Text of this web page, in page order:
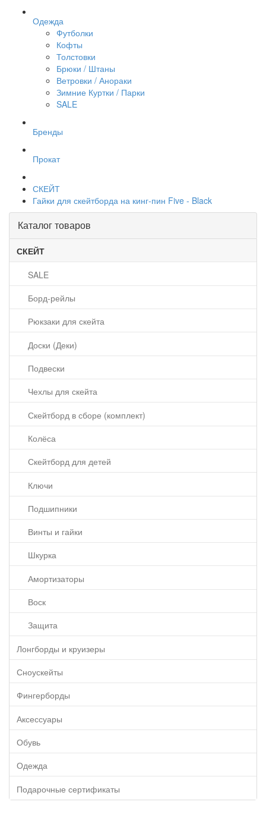
Одежда
Футболки
Кофты
Толстовки
Брюки / Штаны
Ветровки / Анораки
Зимние Куртки / Парки
SALE
Бренды
Прокат
СКЕЙТ
Гайки для скейтборда на кинг-пин Five - Black
Каталог товаров
СКЕЙТ
SALE
Борд-рейлы
Рюкзаки для скейта
Доски (Деки)
Подвески
Чехлы для скейта
Скейтборд в сборе (комплект)
Колёса
Скейтборд для детей
Ключи
Подшипники
Винты и гайки
Шкурка
Амортизаторы
Воск
Защита
Лонгборды и круизеры
Сноускейты
Фингерборды
Аксессуары
Обувь
Одежда
Подарочные сертификаты